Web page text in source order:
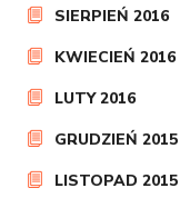
SIERPIEŃ 2016
KWIECIEŃ 2016
LUTY 2016
GRUDZIEŃ 2015
LISTOPAD 2015